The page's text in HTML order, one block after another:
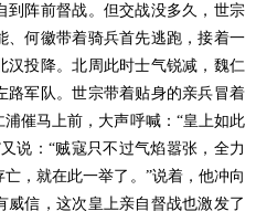
到阵前督战。但交战没多久，世宗
、何徽带着骑兵首先逃跑，接着一
汉投降。北周此时士气锐减，魏仁
路军队。世宗带着贴身的亲兵冒着
催马上前，大声呼喊：“皇上如此
说：“贼寇只不过气焰嚣张，全力
，就在此一举了。”说着，他冲向
信，这次皇上亲自督战也激发了